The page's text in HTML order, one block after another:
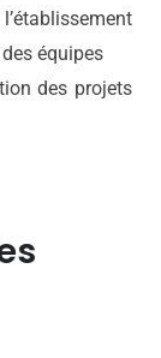
équipes
des projets